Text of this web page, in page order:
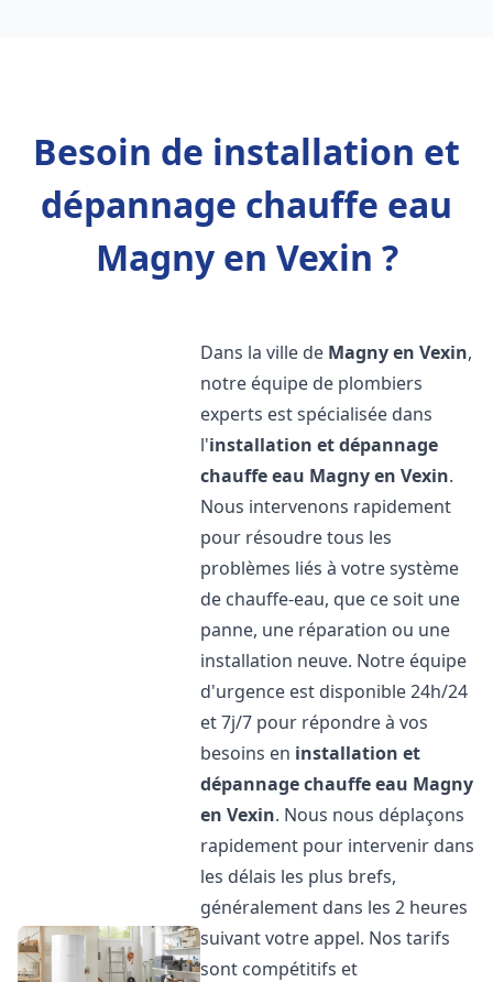
Besoin de installation et
dépannage chauffe eau
Magny en Vexin ?
Dans la ville de Magny en Vexin,
notre équipe de plombiers
experts est spécialisée dans
l'installation et dépannage
chauffe eau Magny en Vexin.
Nous intervenons rapidement
pour résoudre tous les
problèmes liés à votre système
de chauffe-eau, que ce soit une
panne, une réparation ou une
installation neuve. Notre équipe
d'urgence est disponible 24h/24
et 7j/7 pour répondre à vos
besoins en installation et
dépannage chauffe eau Magny
en Vexin. Nous nous déplaçons
rapidement pour intervenir dans
les délais les plus brefs,
généralement dans les 2 heures
suivant votre appel. Nos tarifs
sont compétitifs et